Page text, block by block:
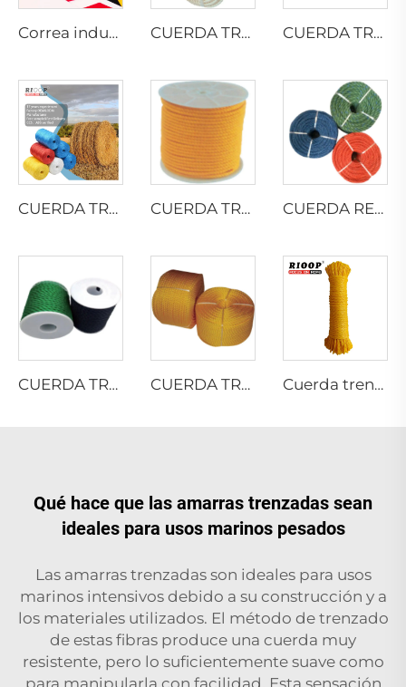
Correa industrial CUERDA TRENZADA DE ALGODÓN CUERDA TRENZADA DE ALGODÓN
CUERDA TRENZADA DE PELÍCULA DIVIDIDA DE PP CUERDA TRENZADA DE MONOFILAMENTO DE PP CUERDA RETORCIDA DE PE RECICLADO
CUERDA TRENZADA DE PE CUERDA TRENZADA DE PE Cuerda trenzada hueca de 8 hilos de monofilamento PE
Qué hace que las amarras trenzadas sean
ideales para usos marinos pesados
Las amarras trenzadas son ideales para usos
marinos intensivos debido a su construcción y a
los materiales utilizados. El método de trenzado
de estas fibras produce una cuerda muy
resistente, pero lo suficientemente suave como
para manipularla con facilidad. Esta sensación